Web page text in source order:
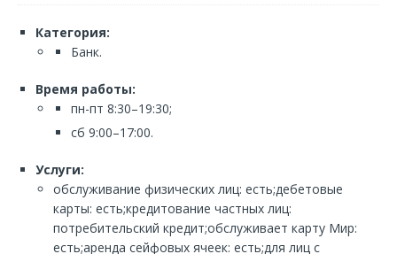
Категория:
Банк.
Время работы:
пн-пт 8:30–19:30;
сб 9:00–17:00.
Услуги:
обслуживание физических лиц: есть;дебетовые
карты: есть;кредитование частных лиц:
потребительский кредит;обслуживает карту Мир:
есть;аренда сейфовых ячеек: есть;для лиц с